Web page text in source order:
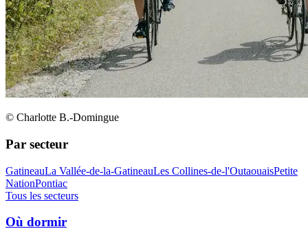
© Charlotte B.-Domingue
Par secteur
GatineauLa Vallée-de-la-GatineauLes Collines-de-l'OutaouaisPetite
NationPontiac
Tous les secteurs
Où dormir